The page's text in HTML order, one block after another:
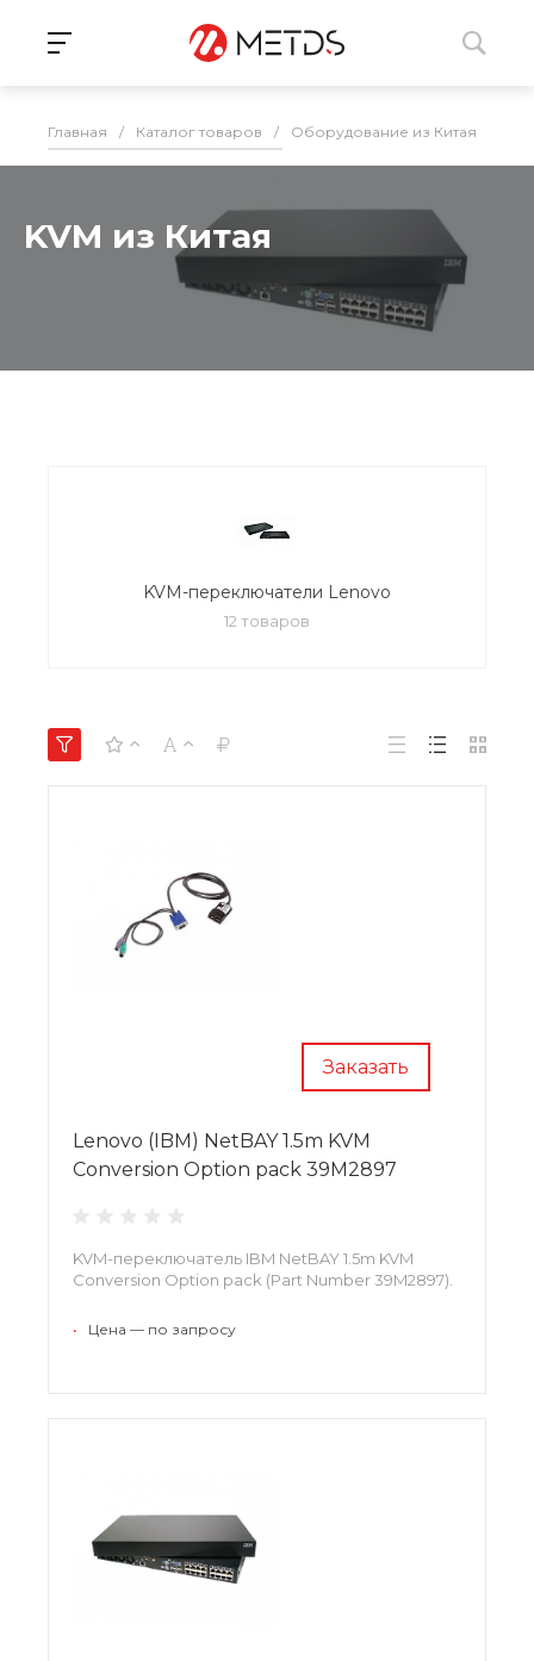
Главная / Каталог товаров / Оборудование из Китая
KVM из Китая
KVM-переключатели Lenovo
12 товаров
Заказать
Lenovo (IBM) NetBAY 1.5m KVM
Conversion Option pack 39M2897
KVM-переключатель IBM NetBAY 1.5m KVM
Conversion Option pack (Part Number 39M2897).
• Цена — по запросу